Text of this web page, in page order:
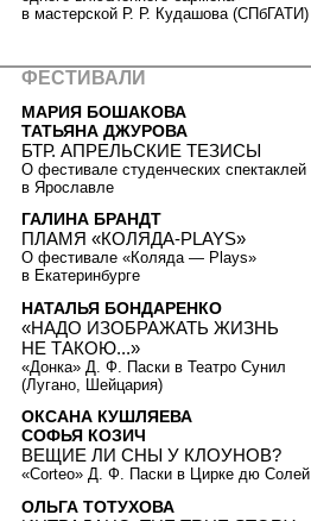
в мастерской Р. Р. Кудашова (СПбГАТИ)
ФЕСТИВАЛИ
МАРИЯ БОШАКОВА
ТАТЬЯНА ДЖУРОВА
БТР. АПРЕЛЬСКИЕ ТЕЗИСЫ
О фестивале студенческих спектаклей
в Ярославле
ГАЛИНА БРАНДТ
ПЛАМЯ «КОЛЯДА-PLAYS»
О фестивале «Коляда — Plays»
в Екатеринбурге
НАТАЛЬЯ БОНДАРЕНКО
«НАДО ИЗОБРАЖАТЬ ЖИЗНЬ
НЕ ТАКОЮ...»
«Донка» Д. Ф. Паски в Театро Сунил
(Лугано, Шейцария)
ОКСАНА КУШЛЯЕВА
СОФЬЯ КОЗИЧ
ВЕЩИЕ ЛИ СНЫ У КЛОУНОВ?
«Corteo» Д. Ф. Паски в Цирке дю Солей
ОЛЬГА ТОТУХОВА